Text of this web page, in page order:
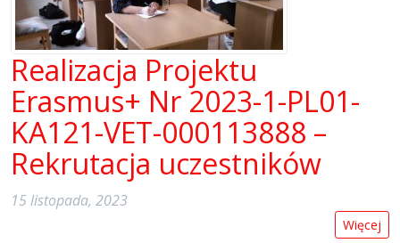
Realizacja Projektu
Erasmus+ Nr 2023-1-PL01-
KA121-VET-000113888 –
Rekrutacja uczestników
15 listopada, 2023
Więcej